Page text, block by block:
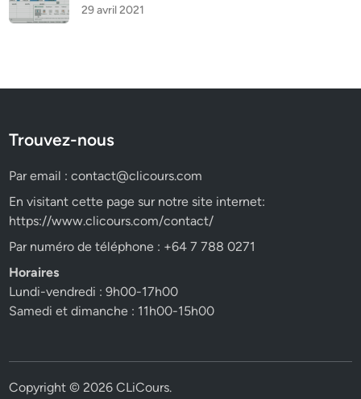
29 avril 2021
Trouvez-nous
Par email :contact@clicours.com
En visitant cette page sur notre site internet:
https://www.clicours.com/contact/
Par numéro de téléphone : +64 7 788 0271
Horaires
Lundi-vendredi : 9h00-17h00
Samedi et dimanche : 11h00-15h00
Copyright © 2026CLiCours.